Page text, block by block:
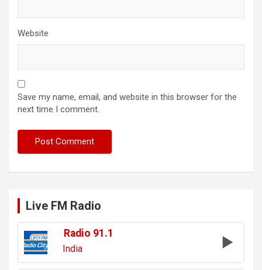
Website
Save my name, email, and website in this browser for the
next time I comment.
Live FM Radio
Radio 91.1
India